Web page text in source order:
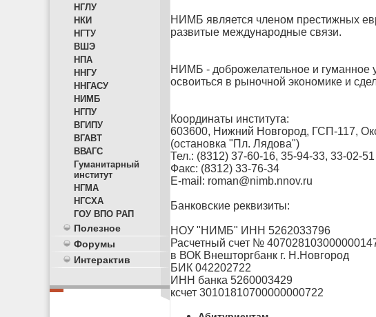
НГЛУ
НКИ
НГТУ
ВШЭ
НПА
ННГУ
ННГАСУ
НИМБ
НГПУ
ВГИПУ
ВГАВТ
ВВАГС
Гуманитарный
институт
НГМА
НГСХА
ГОУ ВПО РАП
Полезное
Форумы
Интерактив
НИМБ является членом престижных
развитые международные связи.
НИМБ - доброжелательное и гуманное
освоиться в рыночной экономике и
Координаты института:
603600, Нижний Новгород, ГСП-117,
(остановка "Пл. Лядова")
Тел.: (8312) 37-60-16, 35-94-33, 33-02-51
Факс: (8312) 33-76-34
E-mail: roman@nimb.nnov.ru
Банковские реквизиты:
НОУ "НИМБ" ИНН 5262033796
Расчетный счет №
в ВОК Внешторгбанк г. Н.Новгород
БИК 042202722
ИНН банка 5260003429
ксчет 30101810700000000722